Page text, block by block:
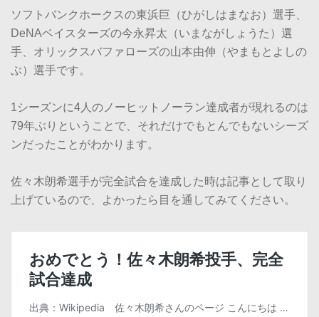
ソフトバンクホークスの東浜巨（ひがしはまなお）選手、
DeNAベイスターズの今永昇太（いまながしょうた）選
手、オリックスバファローズの山本由伸（やまもとよしの
ぶ）選手です。
1シーズンに4人のノーヒットノーラン達成者が現れるのは
79年ぶりということで、それだけでもとんでもないシーズ
ンだったことがわかります。
佐々木朗希選手が完全試合を達成した時は記事として取り
上げているので、よかったら目を通してみてください。